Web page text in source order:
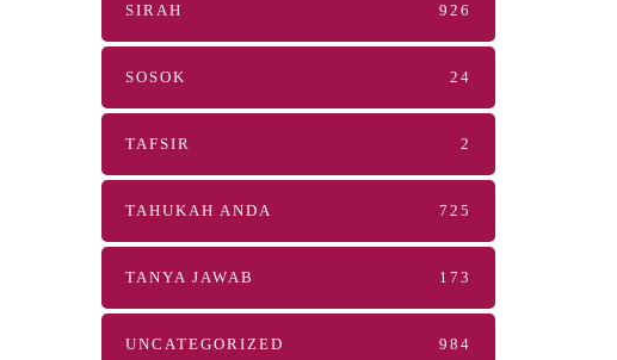
SIRAH 926
SOSOK 24
TAFSIR 2
TAHUKAH ANDA 725
TANYA JAWAB 173
UNCATEGORIZED 984